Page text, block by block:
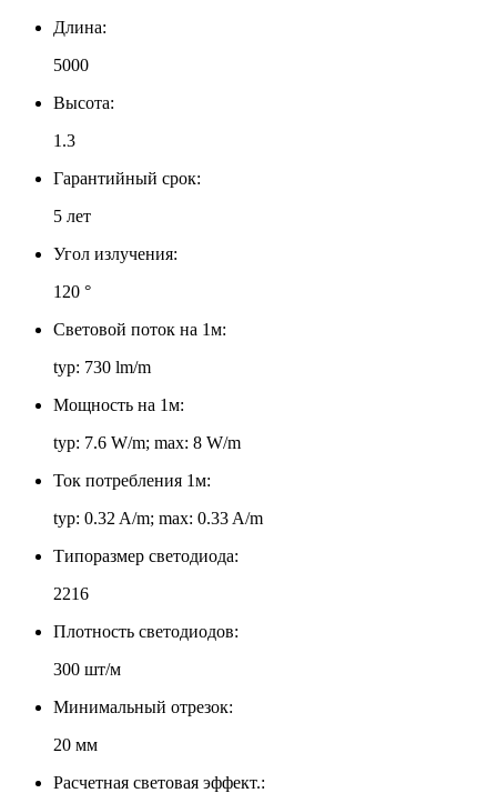
Длина:
5000
Высота:
1.3
Гарантийный срок:
5 лет
Угол излучения:
120 °
Световой поток на 1м:
typ: 730 lm/m
Мощность на 1м:
typ: 7.6 W/m; max: 8 W/m
Ток потребления 1м:
typ: 0.32 A/m; max: 0.33 A/m
Типоразмер светодиода:
2216
Плотность светодиодов:
300 шт/м
Минимальный отрезок:
20 мм
Расчетная световая эффект.: